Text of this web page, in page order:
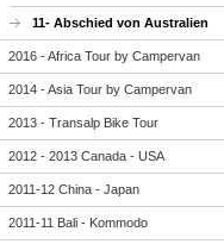
11- Abschied von Australien
2016 - Africa Tour by Campervan
2014 - Asia Tour by Campervan
2013 - Transalp Bike Tour
2012 - 2013 Canada - USA
2011-12 China - Japan
2011-11 Bali - Kommodo